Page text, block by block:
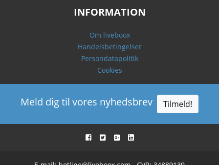
INFORMATION
Om liveboox
Handelsbetingelser
Persondatapolitik
Cookies
Meld dig til vores nyhedsbrev Tilmeld!